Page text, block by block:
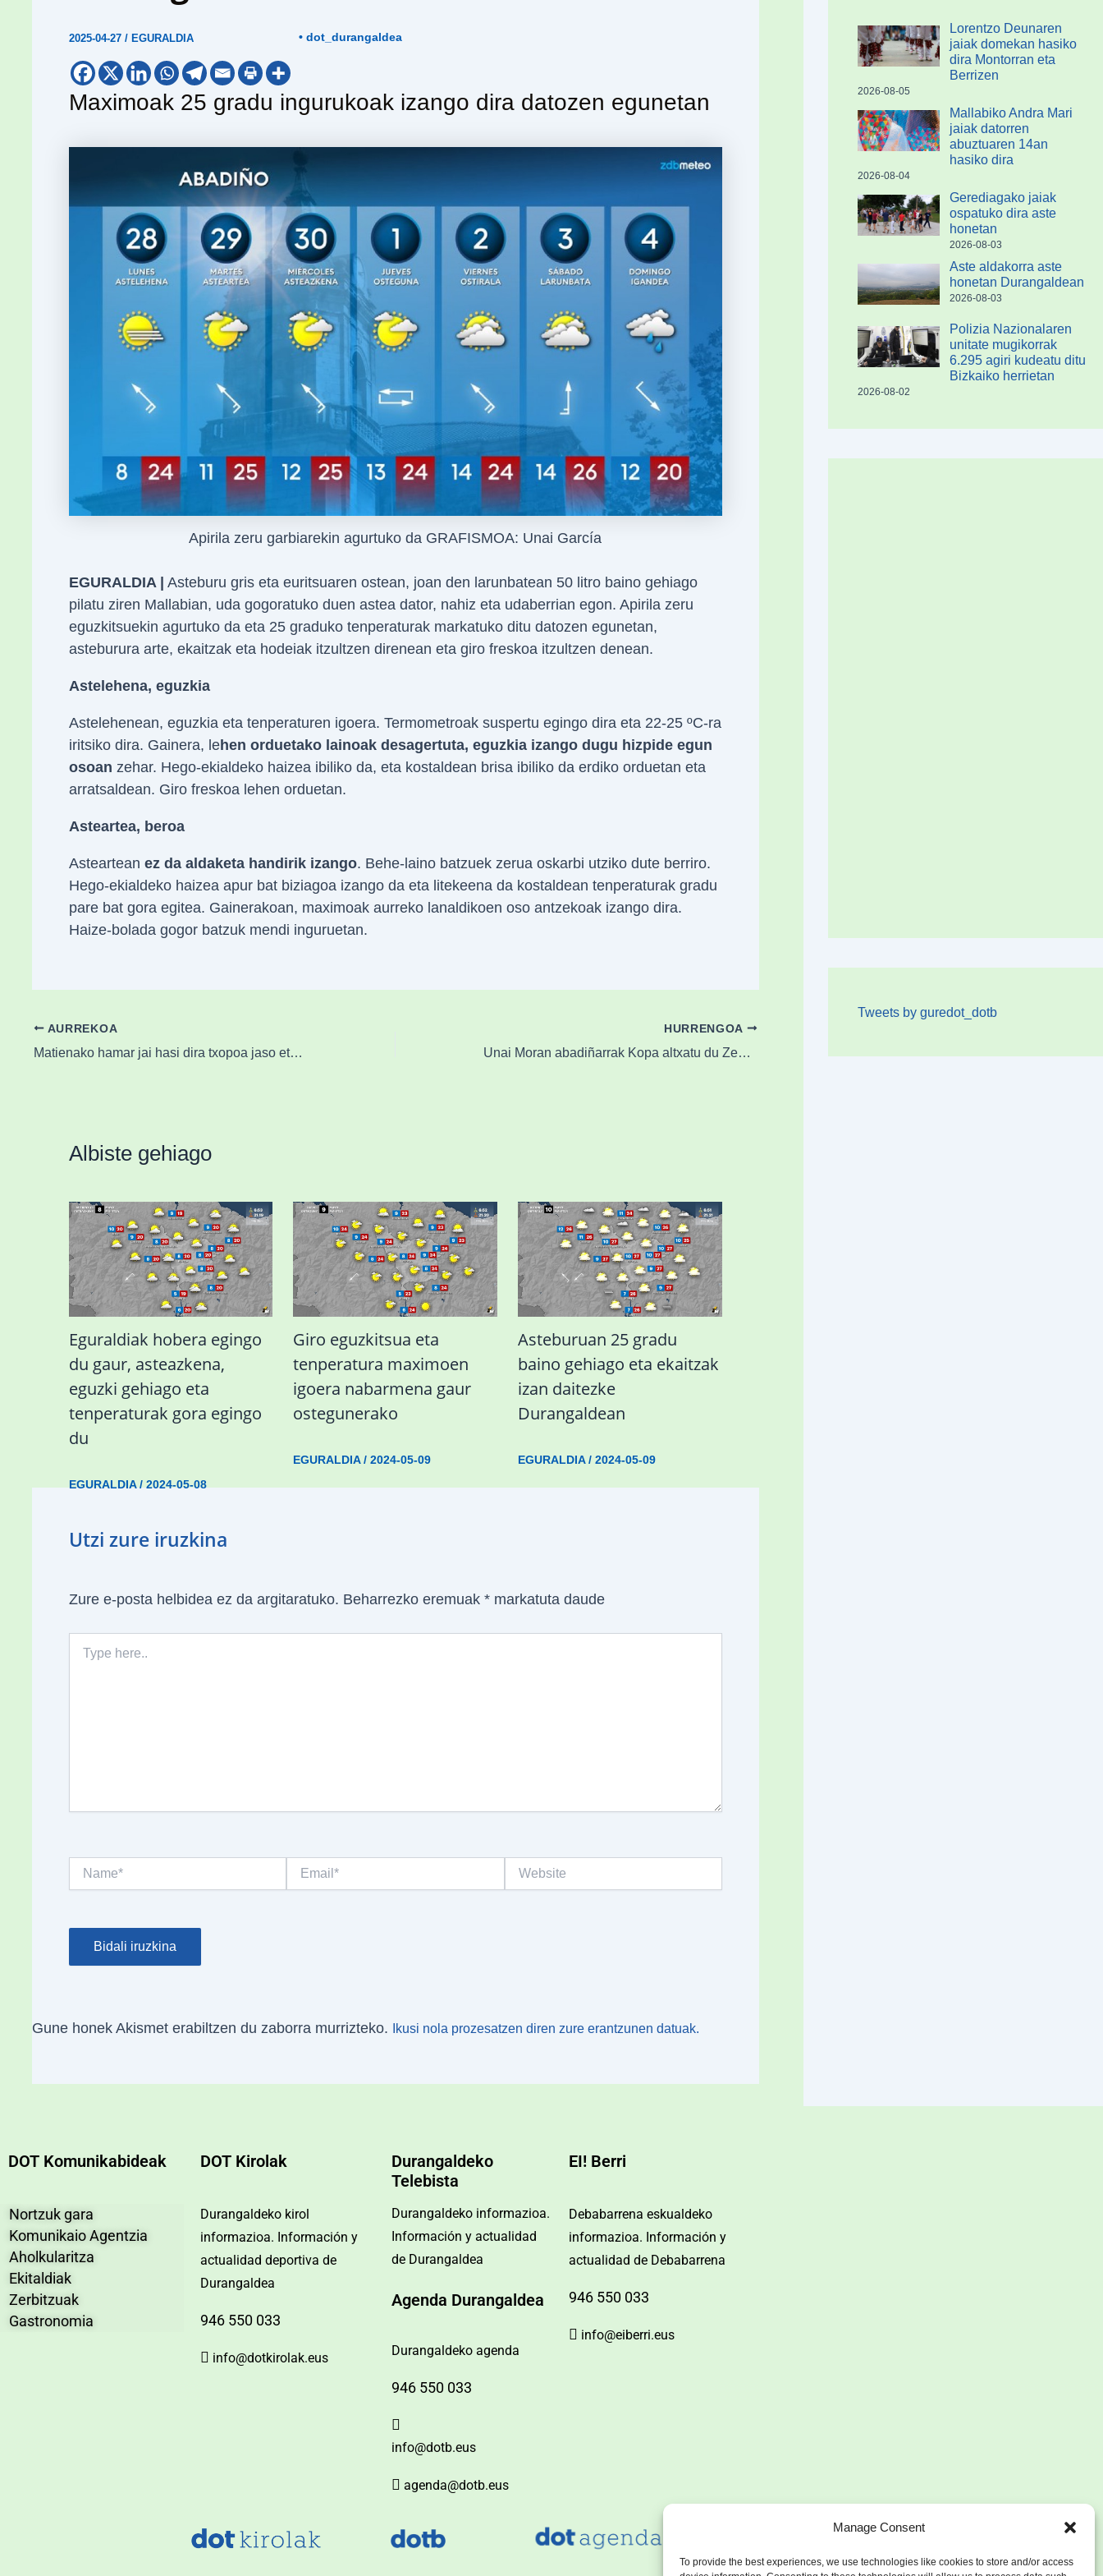
Manage Consent
To provide the best experiences, we use technologies like cookies to store and/or access
2025-04-27 / EGURALDIA • dot_durangaldea
Maximoak 25 gradu ingurukoak izango dira datozen egunetan
Apirila zeru garbiarekin agurtuko da GRAFISMOA: Unai García
EGURALDIA |
Asteburu gris eta euritsuaren ostean, joan den larunbatean 50 litro baino gehiago
pilatu ziren Mallabian, uda gogoratuko duen astea dator, nahiz eta udaberrian egon. Apirila zeru
eguzkitsuekin agurtuko da eta 25 graduko tenperaturak markatuko ditu datozen egunetan,
asteburura arte, ekaitzak eta hodeiak itzultzen direnean eta giro freskoa itzultzen denean.
Astelehena, eguzkia
Astelehenean, eguzkia eta tenperaturen igoera. Termometroak suspertu egingo dira eta 22-25 ºC-ra
iritsiko dira. Gainera, lehen orduetako lainoak desagertuta, eguzkia izango dugu hizpide egun
osoan zehar. Hego-ekialdeko haizea ibiliko da, eta kostaldean brisa ibiliko da erdiko orduetan eta
arratsaldean. Giro freskoa lehen orduetan.
Asteartea, beroa
Asteartean ez da aldaketa handirik izango. Behe-laino batzuek zerua oskarbi utziko dute berriro.
Hego-ekialdeko haizea apur bat biziagoa izango da eta litekeena da kostaldean tenperaturak gradu
pare bat gora egitea. Gainerakoan, maximoak aurreko lanaldikoen oso antzekoak izango dira.
Haize-bolada gogor batzuk mendi inguruetan.
AURREKOA
Matienako hamar jai hasi dira txopoa jaso eta gero
HURRENGOA
Unai Moran abadiñarrak Kopa altxatu du Zegaman
Albiste gehiago
Eguraldiak hobera egingo
du gaur, asteazkena,
eguzki gehiago eta
tenperaturak gora egingo
du
EGURALDIA/ 2024-05-08
Giro eguzkitsua eta
tenperatura maximoen
igoera nabarmena gaur
ostegunerako
EGURALDIA/2024-05-09
Asteburuan 25 gradu
baino gehiago eta ekaitzak
izan daitezke
Durangaldean
EGURALDIA/2024-05-09
Utzi zure iruzkina
Zure e-posta helbidea ez da argitaratuko. Beharrezko eremuak *markatuta daude
here..
Gune honek Akismet erabiltzen du zaborra murrizteko. Ikusi nola prozesatzen diren zure erantzunen datuak.
Lorentzo Deunaren
jaiak domekan hasiko
dira Montorran eta
Berrizen
2026-08-05
Mallabiko Andra Mari
jaiak datorren
abuztuaren 14an
hasiko dira
2026-08-04
Gerediagako jaiak
ospatuko dira aste
honetan
2026-08-03
Aste aldakorra aste
honetan Durangaldean
2026-08-03
Polizia Nazionalaren
unitate mugikorrak
6.295 agiri kudeatu ditu
Bizkaiko herrietan
2026-08-02
Tweets by guredot_dotb
DOT Komunikabideak
Nortzuk gara
Komunikaio Agentzia
Aholkularitza
Ekitaldiak
Zerbitzuak
Gastronomia
DOT Kirolak
Durangaldeko kirol
informazioa. Información y
actualidad deportiva de
Durangaldea
946 550 033
info@dotkirolak.eus
Durangaldeko
Telebista
Durangaldeko informazioa.
Información y actualidad
de Durangaldea
Agenda Durangaldea
Durangaldeko agenda
946 550 033
info@dotb.eus
agenda@dotb.eus
EI! Berri
Debabarrena eskualdeko
informazioa. Información y
actualidad de Debabarrena
946 550 033
info@eiberri.eus